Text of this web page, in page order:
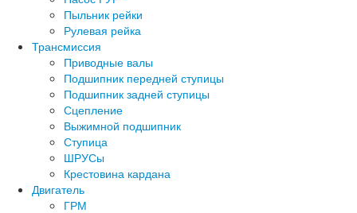
Пыльник рейки
Рулевая рейка
Трансмиссия
Приводные валы
Подшипник передней ступицы
Подшипник задней ступицы
Сцепление
Выжимной подшипник
Ступица
ШРУСы
Крестовина кардана
Двигатель
ГРМ